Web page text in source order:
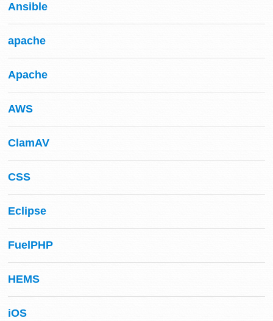
Ansible
apache
Apache
AWS
ClamAV
CSS
Eclipse
FuelPHP
HEMS
iOS